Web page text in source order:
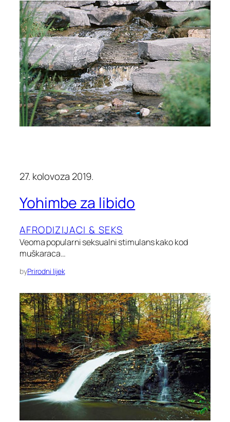
27. kolovoza 2019.
Yohimbe za libido
AFRODIZIJACI & SEKS
Veoma popularni seksualni stimulans kako kod
muškaraca…
byPrirodni lijek